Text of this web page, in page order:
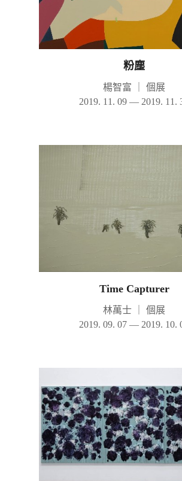
粉塵
楊智富
個展
2019. 11. 09 — 2019. 11.
Time Capturer
林萬士
個展
2019. 09. 07 — 2019. 10.